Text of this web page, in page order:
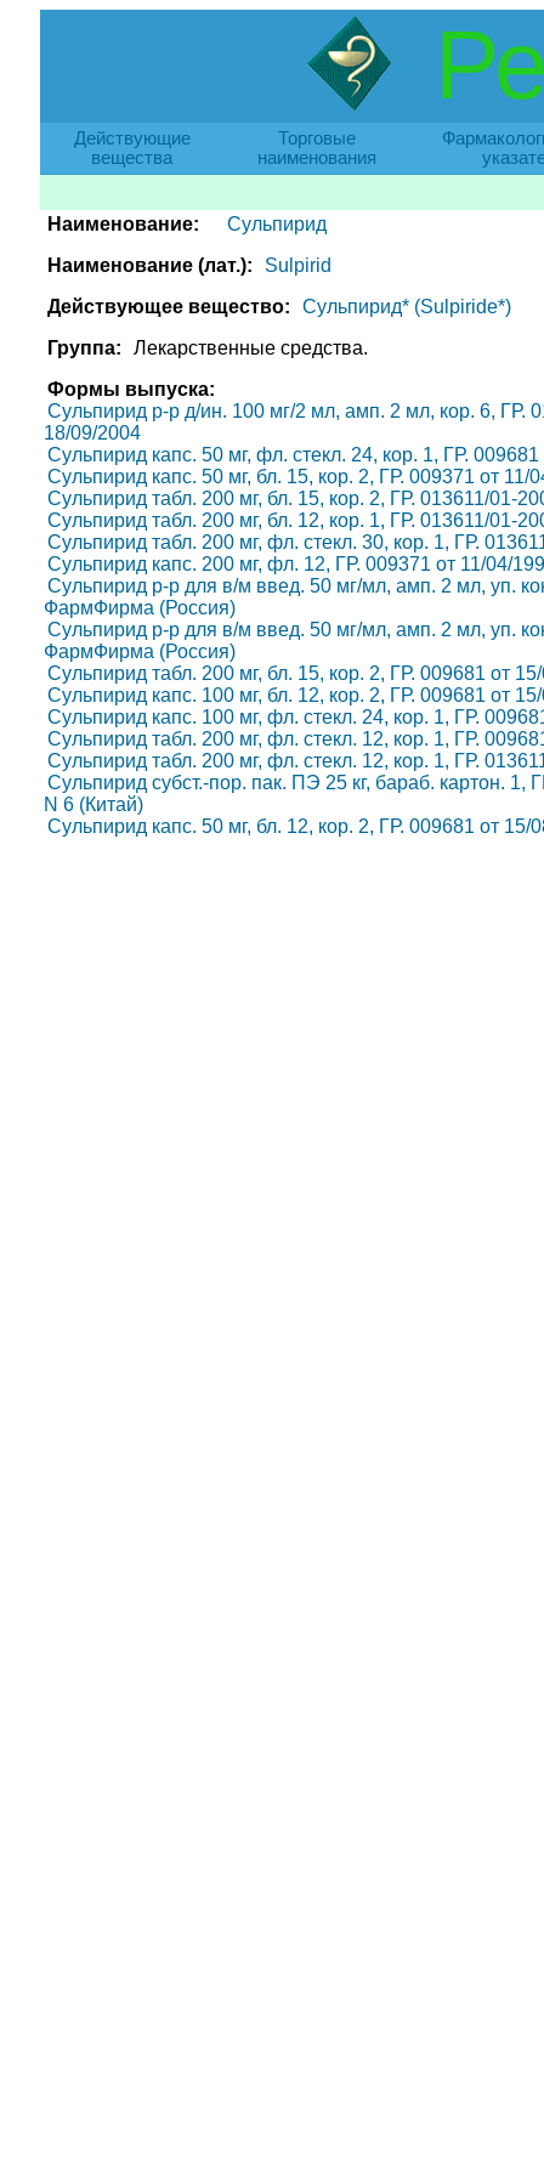
Действующие
вещества
Торговые
наименования
Наименование:
Сульпирид
Наименование (лат.):
Sulpirid
Действующее вещество:
Сульпирид* (Sulpiride*)
Группа:
Лекарственные средства.
Формы выпуска:
Сульпирид р-р д/ин. 100 мг/2 мл, амп. 2 мл, кор. 6, ГР.
18/09/2004
Сульпирид капс. 50 мг, фл. стекл. 24, кор. 1, ГР.
Сульпирид капс. 50 мг, бл. 15, кор. 2, ГР. 009371 от
Сульпирид табл. 200 мг, бл. 15, кор. 2, ГР. 013611/01-
Сульпирид табл. 200 мг, бл. 12, кор. 1, ГР. 013611/01-
Сульпирид табл. 200 мг, фл. стекл. 30, кор. 1, ГР.
Сульпирид капс. 200 мг, фл. 12, ГР. 009371 от 11/04/
Сульпирид р-р для в/м введ. 50 мг/мл, амп. 2 мл, уп.
ФармФирма (Россия)
Сульпирид р-р для в/м введ. 50 мг/мл, амп. 2 мл, уп.
ФармФирма (Россия)
Сульпирид табл. 200 мг, бл. 15, кор. 2, ГР. 009681 от
Сульпирид капс. 100 мг, бл. 12, кор. 2, ГР. 009681 от
Сульпирид капс. 100 мг, фл. стекл. 24, кор. 1, ГР.
Сульпирид табл. 200 мг, фл. стекл. 12, кор. 1, ГР.
Сульпирид табл. 200 мг, фл. стекл. 12, кор. 1, ГР.
Сульпирид субст.-пор. пак. ПЭ 25 кг, бараб. картон.
N 6 (Китай)
Сульпирид капс. 50 мг, бл. 12, кор. 2, ГР. 009681 от